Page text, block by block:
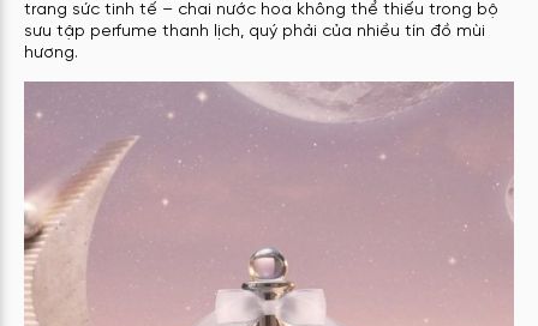
trang sức tinh tế – chai nước hoa không thể thiếu trong bộ
sưu tập perfume thanh lịch, quý phải của nhiều tín đồ mùi
hương.